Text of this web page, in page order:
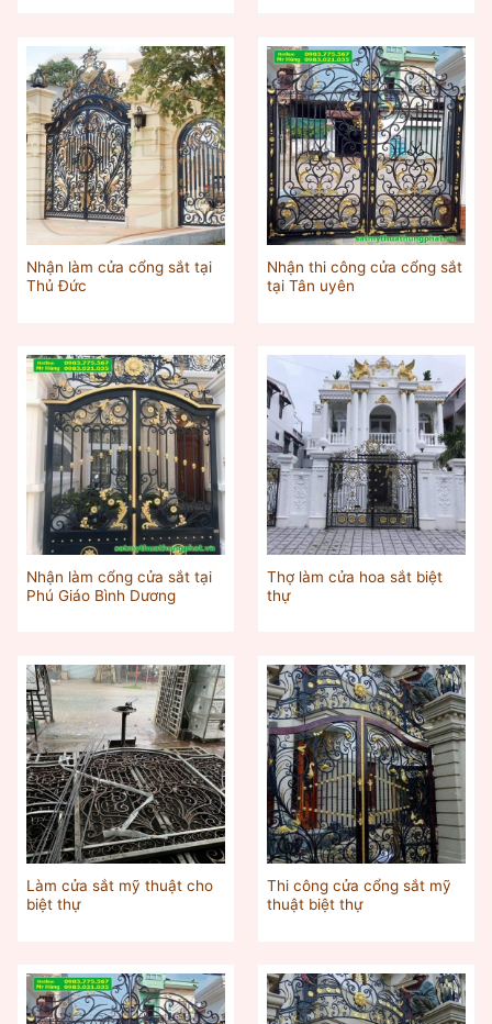
Nhận làm cửa cổng sắt tại
Thủ Đức
Nhận thi công cửa cổng sắt
tại Tân uyên
Nhận làm cổng cửa sắt tại
Phú Giáo Bình Dương
Thợ làm cửa hoa sắt biệt
thự
Làm cửa sắt mỹ thuật cho
biệt thự
Thi công cửa cổng sắt mỹ
thuật biệt thự